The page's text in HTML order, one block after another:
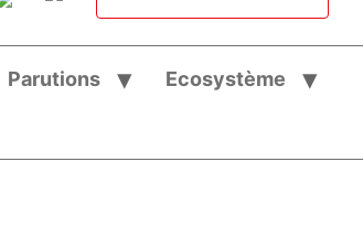
Parutions Ecosystème